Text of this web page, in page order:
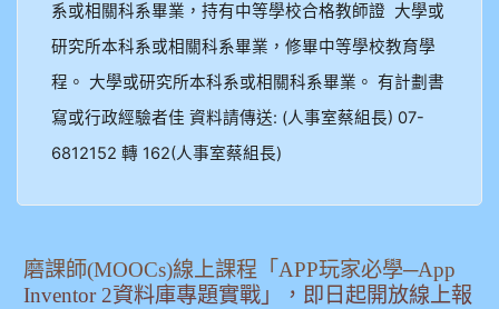
系或相關科系畢業，持有中等學校合格教師證 大學或
研究所本科系或相關科系畢業，修畢中等學校教育學
程。 大學或研究所本科系或相關科系畢業。 有計劃書
寫或行政經驗者佳 資料請傳送: (人事室蔡組長) 07-
6812152 轉 162(人事室蔡組長)
磨課師(MOOCs)線上課程「APP玩家必學─App
Inventor 2資料庫專題實戰」，即日起開放線上報